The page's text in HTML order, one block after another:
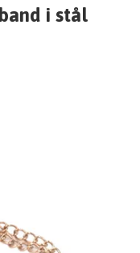
i stål